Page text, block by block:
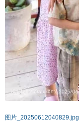
图片_20250612040829.jpg